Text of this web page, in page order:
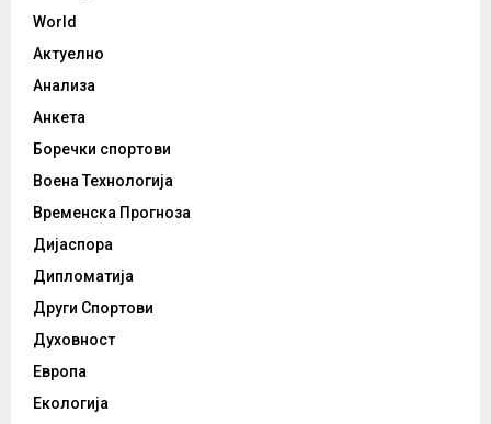
World
Актуелно
Анализа
Анкета
Боречки спортови
Воена Технологија
Временска Прогноза
Дијаспора
Дипломатија
Други Спортови
Духовност
Европа
Екологија